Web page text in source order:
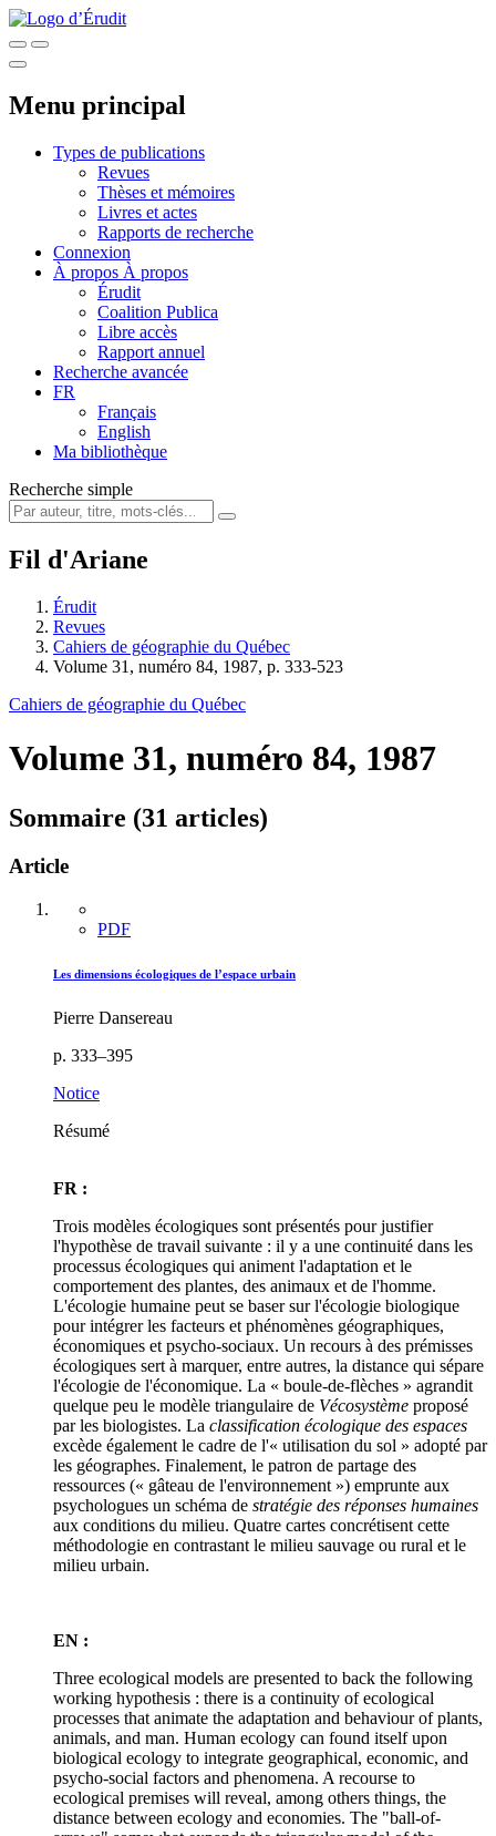
Menu principal
Types de publications
Revues
Thèses et mémoires
Livres et actes
Rapports de recherche
Connexion
À propos À propos
Érudit
Coalition Publica
Libre accès
Rapport annuel
Recherche avancée
FR
Français
English
Ma bibliothèque
Recherche simple
Fil d'Ariane
Érudit
Revues
Cahiers de géographie du Québec
Volume 31, numéro 84, 1987, p. 333-523
Cahiers de géographie du Québec
Volume 31, numéro 84, 1987
Sommaire (31 articles)
Article
PDF
Les dimensions écologiques de l’espace urbain
Pierre Dansereau
p. 333–395
Notice
Résumé
FR :
Trois modèles écologiques sont présentés pour justifier
l'hypothèse de travail suivante : il y a une continuité dans les
processus écologiques qui animent l'adaptation et le
comportement des plantes, des animaux et de l'homme.
L'écologie humaine peut se baser sur l'écologie biologique
pour intégrer les facteurs et phénomènes géographiques,
économiques et psycho-sociaux. Un recours à des prémisses
écologiques sert à marquer, entre autres, la distance qui sépare
l'écologie de l'économique. La « boule-de-flèches » agrandit
quelque peu le modèle triangulaire de Vécosystème proposé
par les biologistes. La classification écologique des espaces
excède également le cadre de l'« utilisation du sol » adopté par
les géographes. Finalement, le patron de partage des
ressources (« gâteau de l'environnement ») emprunte aux
psychologues un schéma de stratégie des réponses humaines
aux conditions du milieu. Quatre cartes concrétisent cette
méthodologie en contrastant le milieu sauvage ou rural et le
milieu urbain.
EN :
Three ecological models are presented to back the following
working hypothesis : there is a continuity of ecological
processes that animate the adaptation and behaviour of plants,
animals, and man. Human ecology can found itself upon
biological ecology to integrate geographical, economic, and
psycho-social factors and phenomena. A recourse to
ecological premises will reveal, among others things, the
distance between ecology and economies. The "ball-of-